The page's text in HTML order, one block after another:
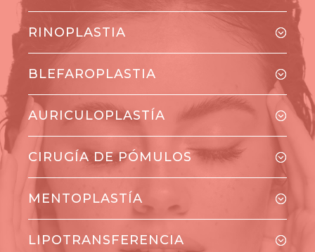
RINOPLASTIA
BLEFAROPLASTIA
AURICULOPLASTÍA
CIRUGÍA DE PÓMULOS
MENTOPLASTÍA
LIPOTRANSFERENCIA